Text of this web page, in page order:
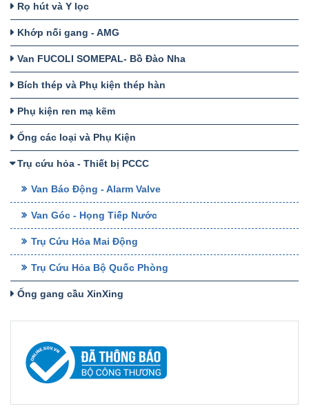
Rọ hút và Y lọc
Khớp nối gang - AMG
Van FUCOLI SOMEPAL- Bồ Đào Nha
Bích thép và Phụ kiện thép hàn
Phụ kiện ren mạ kẽm
Ống các loại và Phụ Kiện
Trụ cứu hỏa - Thiết bị PCCC
Van Báo Động - Alarm Valve
Van Góc - Họng Tiếp Nước
Trụ Cứu Hỏa Mai Động
Trụ Cứu Hỏa Bộ Quốc Phòng
Ống gang cầu XinXing